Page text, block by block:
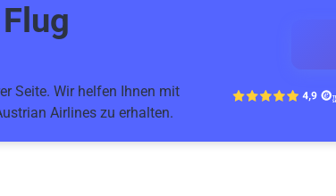
Flug
Seite. Wir helfen Ihnen mit
Airlines zu erhalten.